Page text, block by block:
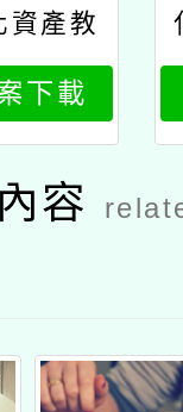
資產教
育暨推
程計
教師走
暨課
工作
下載
容